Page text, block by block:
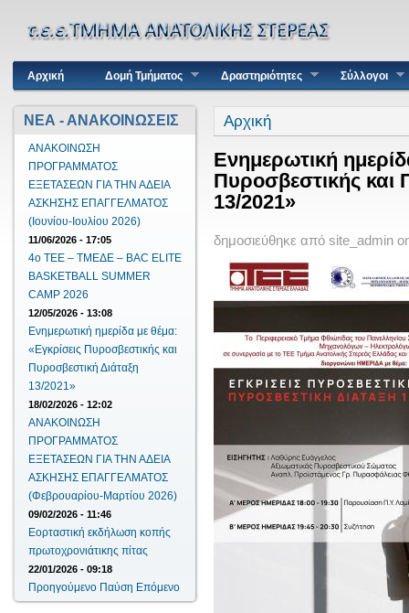
Κύριο μενού
Αρχική Δομή Τμήματος Δραστηριότητες Σύλλογοι
ΝΕΑ - ΑΝΑΚΟΙΝΩΣΕΙΣ
ΑΝΑΚΟΙΝΩΣΗ
ΠΡΟΓΡΑΜΜΑΤΟΣ
ΕΞΕΤΑΣΕΩΝ ΓΙΑ ΤΗΝ ΑΔΕΙΑ
ΑΣΚΗΣΗΣ ΕΠΑΓΓΕΛΜΑΤΟΣ
(Ιουνίου-Ιουλίου 2026)
11/06/2026 - 17:05
4ο ΤΕΕ – ΤΜΕΔΕ – BAC ELITE
BASKETBALL SUMMER
CAMP 2026
12/05/2026 - 13:08
Ενημερωτική ημερίδα με θέμα:
«Εγκρίσεις Πυροσβεστικής και
Πυροσβεστική Διάταξη
13/2021»
18/02/2026 - 12:02
ΑΝΑΚΟΙΝΩΣΗ
ΠΡΟΓΡΑΜΜΑΤΟΣ
ΕΞΕΤΑΣΕΩΝ ΓΙΑ ΤΗΝ ΑΔΕΙΑ
ΑΣΚΗΣΗΣ ΕΠΑΓΓΕΛΜΑΤΟΣ
(Φεβρουαρίου-Μαρτίου 2026)
09/02/2026 - 11:46
Εορταστική εκδήλωση κοπής
πρωτοχρονιάτικης πίτας
22/01/2026 - 09:18
Προηγούμενο Παύση Επόμενο
Είστε εδώ
Αρχική
Ενημερωτική
Πυροσβεστικής και
13/2021»
δημοσιεύθηκε από site_admin